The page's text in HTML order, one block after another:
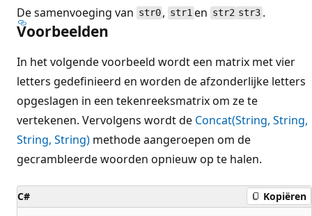
De samenvoeging van str0 , str1en str2 str3.
Voorbeelden
In het volgende voorbeeld wordt een matrix met vier
letters gedefinieerd en worden de afzonderlijke letters
opgeslagen in een tekenreeksmatrix om ze te
vertekenen. Vervolgens wordt de Concat(String, String,
String, String) methode aangeroepen om de
gecrambleerde woorden opnieuw op te halen.
C# Kopiëren